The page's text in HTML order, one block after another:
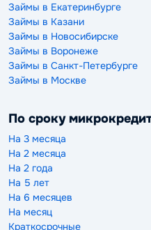
Займы в Екатеринбурге
Займы в Казани
Займы в Новосибирске
Займы в Воронеже
Займы в Санкт-Петербурге
Займы в Москве
По сроку
На 3 месяца
На 2 месяца
На 2 года
На 5 лет
На 6 месяцев
На месяц
Краткосрочные